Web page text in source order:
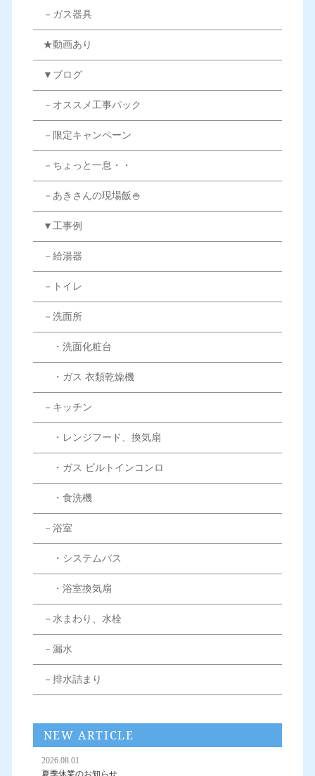
－ガス器具
★動画あり
▼ブログ
－オススメ工事パック
－限定キャンペーン
－ちょっと一息・・
－あきさんの現場飯🍚
▼工事例
－給湯器
－トイレ
－洗面所
・洗面化粧台
・ガス 衣類乾燥機
－キッチン
・レンジフード、換気扇
・ガス ビルトインコンロ
・食洗機
－浴室
・システムバス
・浴室換気扇
－水まわり、水栓
－漏水
－排水詰まり
NEW ARTICLE
2026.08.01
夏季休業のお知らせ